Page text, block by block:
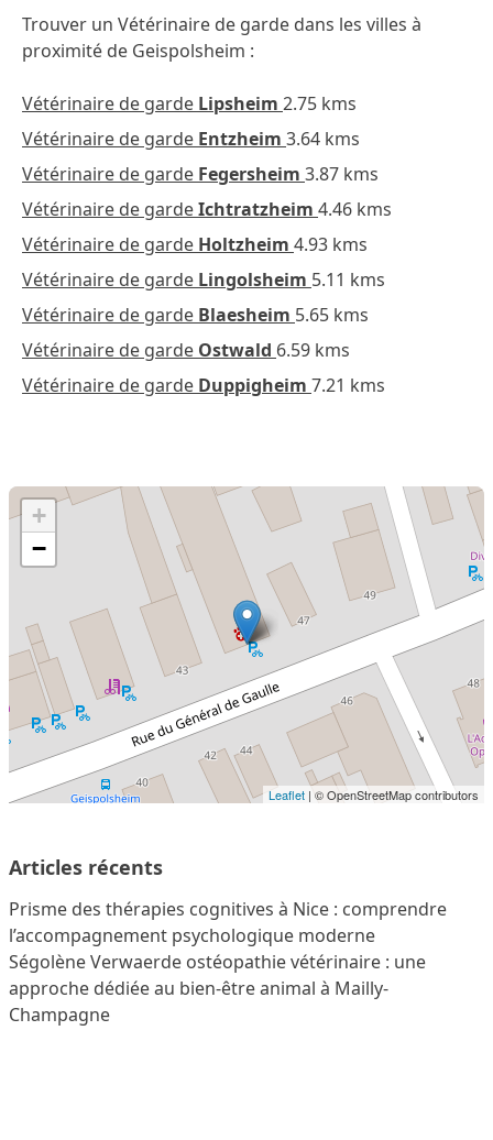
Trouver un Vétérinaire de garde dans les villes à
proximité de Geispolsheim :
Vétérinaire de garde Lipsheim 2.75 kms
Vétérinaire de garde Entzheim 3.64 kms
Vétérinaire de garde Fegersheim 3.87 kms
Vétérinaire de gardeIchtratzheim 4.46 kms
Vétérinaire de garde Holtzheim 4.93 kms
Vétérinaire de garde Lingolsheim 5.11 kms
Vétérinaire de garde Blaesheim 5.65 kms
Vétérinaire de garde Ostwald 6.59 kms
Vétérinaire de garde Duppigheim 7.21 kms
+
−
Leaflet | © OpenStreetMap contributors
Articles récents
Prisme des thérapies cognitives à Nice : comprendre
l’accompagnement psychologique moderne
Ségolène Verwaerde ostéopathie vétérinaire : une
approche dédiée au bien-être animal à Mailly-
Champagne